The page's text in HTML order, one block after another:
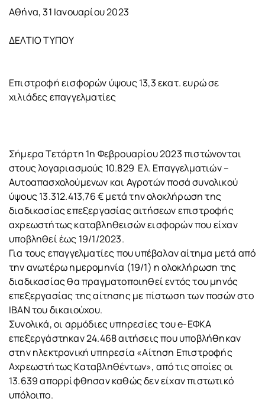
Αθήνα, 31 Iανουαρίου 2023
ΔΕΛΤΙΟ ΤΥΠΟΥ
Επιστροφή εισφορών ύψους 13,3 εκατ. ευρώ σε
χιλιάδες επαγγελματίες
Σήμερα Τετάρτη 1η Φεβρουαρίου 2023 πιστώνονται
στους λογαριασμούς 10.829 Ελ. Επαγγελματιών –
Αυτοαπασχολούμενων και Αγροτών ποσά συνολικού
ύψους 13.312.413,76 € μετά την ολοκλήρωση της
διαδικασίας επεξεργασίας αιτήσεων επιστροφής
αχρεωστήτως καταβληθεισών εισφορών που είχαν
υποβληθεί έως 19/1/2023.
Για τους επαγγελματίες που υπέβαλαν αίτημα μετά από
την ανωτέρω ημερομηνία (19/1) η ολοκλήρωση της
διαδικασίας θα πραγματοποιηθεί εντός του μηνός
επεξεργασίας της αίτησης με πίστωση των ποσών στο
ΙΒΑΝ του δικαιούχου.
Συνολικά, οι αρμόδιες υπηρεσίες του e-ΕΦΚΑ
επεξεργάστηκαν 24.468 αιτήσεις που υποβλήθηκαν
στην ηλεκτρονική υπηρεσία «Αίτηση Επιστροφής
Αχρεωστήτως Καταβληθέντων», από τις οποίες οι
13.639 απορρίφθησαν καθώς δεν είχαν πιστωτικό
υπόλοιπο.